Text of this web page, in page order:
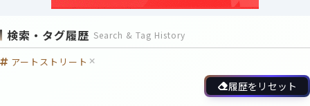
検索・タグ履歴 Search & Tag History
アートストリート
履歴をリセット